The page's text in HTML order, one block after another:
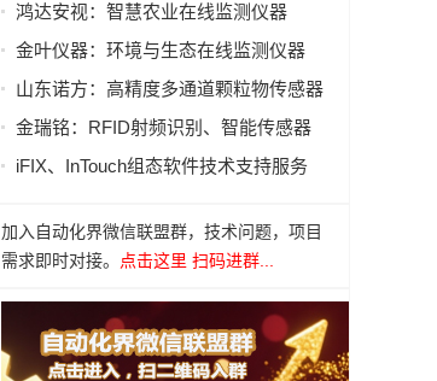
鸿达安视：智慧农业在线监测仪器
金叶仪器：环境与生态在线监测仪器
山东诺方：高精度多通道颗粒物传感器
金瑞铭：RFID射频识别、智能传感器
iFIX、InTouch组态软件技术支持服务
加入自动化界微信联盟群，技术问题，项目
需求即时对接。
点击这里 扫码进群...